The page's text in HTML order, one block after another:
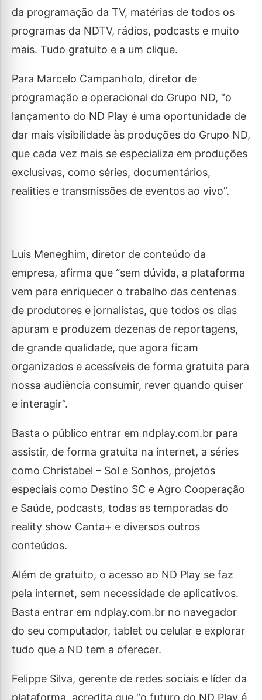
da programação da TV, matérias de todos os
programas da NDTV, rádios, podcasts e muito
mais. Tudo gratuito e a um clique.
Para Marcelo Campanholo, diretor de
programação e operacional do Grupo ND, “o
lançamento do ND Play é uma oportunidade de
dar mais visibilidade às produções do Grupo ND,
que cada vez mais se especializa em produções
exclusivas, como séries, documentários,
realities e transmissões de eventos ao vivo”.
Luis Meneghim, diretor de conteúdo da
empresa, afirma que “sem dúvida, a plataforma
vem para enriquecer o trabalho das centenas
de produtores e jornalistas, que todos os dias
apuram e produzem dezenas de reportagens,
de grande qualidade, que agora ficam
organizados e acessíveis de forma gratuita para
nossa audiência consumir, rever quando quiser
e interagir”.
Basta o público entrar em ndplay.com.br para
assistir, de forma gratuita na internet, a séries
como Christabel – Sol e Sonhos, projetos
especiais como Destino SC e Agro Cooperação
e Saúde, podcasts, todas as temporadas do
reality show Canta+ e diversos outros
conteúdos.
Além de gratuito, o acesso ao ND Play se faz
pela internet, sem necessidade de aplicativos.
Basta entrar em ndplay.com.br no navegador
do seu computador, tablet ou celular e explorar
tudo que a ND tem a oferecer.
Felippe Silva, gerente de redes sociais e líder da
plataforma, acredita que “o futuro do ND Play é